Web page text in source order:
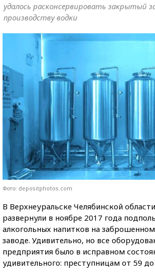
удалось расконсервировать закрытый
производству водки
Фото: depositphotos.com
В Верхнеуральске Челябинской области
развернули в ноябре 2017 года
алкогольных напитков на
заводе. Удивительно, но все
предприятия было в исправном
удивительного: преступницам от 59 до